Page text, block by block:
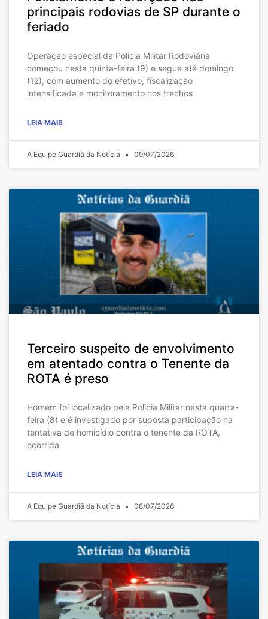
principais rodovias de SP durante o
feriado
Operação especial da Polícia Militar Rodoviária
começou nesta quinta-feira (9) e segue até domingo
(12), com aumento do efetivo, fiscalização
intensificada e monitoramento nos trechos
LEIA MAIS
A Equipe Guardiã da Notícia 09/07/2026
Terceiro suspeito de envolvimento
em atentado contra o Tenente da
ROTA é preso
Homem foi localizado pela Polícia Militar nesta quarta-
feira (8) e é investigado por suposta participação na
tentativa de homicídio contra o tenente da ROTA,
ocorrida
LEIA MAIS
A Equipe Guardiã da Notícia 08/07/2026